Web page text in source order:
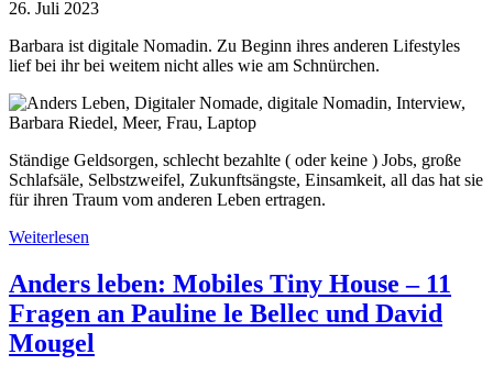
11
Fragen
Gina
Wildeshaus
Marcus
Hoffmann
von
on
go“
26. Juli 2023
Barbara ist digitale Nomadin. Zu Beginn ihres anderen Lifestyles
lief bei ihr bei weitem nicht alles wie am Schnürchen.
Ständige Geldsorgen, schlecht bezahlte ( oder keine ) Jobs, große
Schlafsäle, Selbstzweifel, Zukunftsängste, Einsamkeit, all das hat sie
für ihren Traum vom anderen Leben ertragen.
Weiterlesen
Digitaler
Nomade
–
11
Fragen
Anders leben: Mobiles Tiny House – 11
Fragen an Pauline le Bellec und David
Mougel